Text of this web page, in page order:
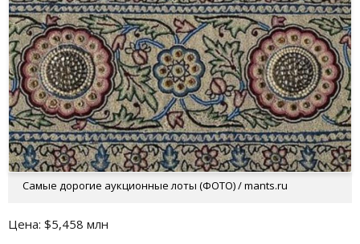
Самые дорогие аукционные лоты (ФОТО) / mants.ru
Цена: $5,458 млн